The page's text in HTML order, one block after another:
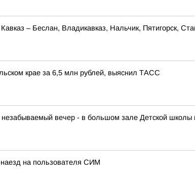
– Беслан, Владикавказ, Нальчик, Пятигорск,
крае за 6,5 млн рублей, выяснил ТАСС
вечер - в большом зале Детской школы
на пользователя СИМ